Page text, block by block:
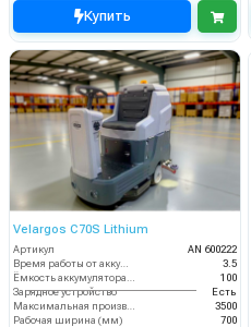
Купить
Velargos C70S Lithium
Артикул
AN 600222
Время работы от аккумуляторов (ч)
3.5
100
Зарядное устройство
Есть
3500
Рабочая ширина (мм)
700